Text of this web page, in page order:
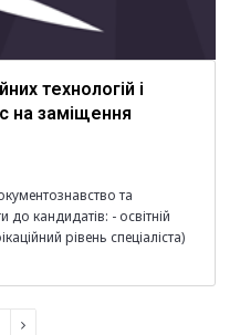
технологій і
на заміщення
та
до кандидатів: - освітній
рівень спеціаліста)